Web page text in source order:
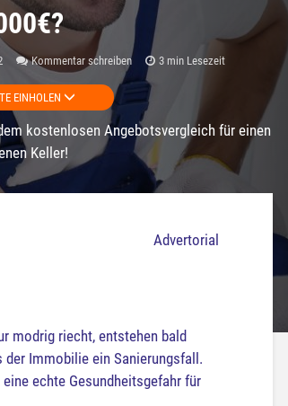
Kommentar schreiben 3 min Lesezeit
EINHOLEN
kostenlosen Angebotsvergleich für einen
Keller!
Advertorial
modrig riecht, entstehen bald
der Immobilie ein Sanierungsfall.
echte Gesundheitsgefahr für